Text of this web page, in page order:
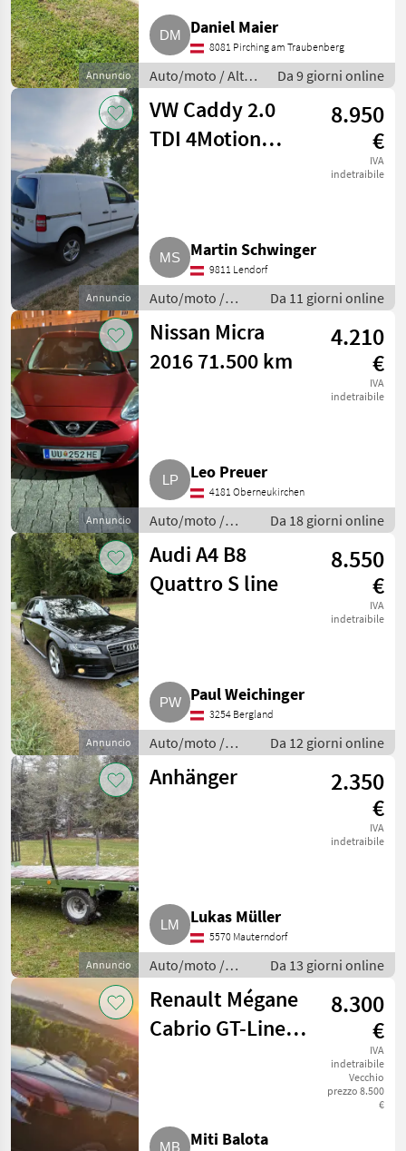
Annuncio
Daniel Maier
8081 Pirching am Traubenberg
Auto/moto / Altre
auto e moto
Da 9 giorni online
Annuncio
VW Caddy 2.0
TDI 4Motion
8.950
€
IVA
indetraibile
Martin Schwinger
9811 Lendorf
Auto/moto /
Altre auto e
moto
Da 11 giorni online
Annuncio
Nissan Micra
2016 71.500 km
4.210
€
IVA
indetraibile
Leo Preuer
4181 Oberneukirchen
Auto/moto /
Altre auto e
moto
Da 18 giorni online
Annuncio
Audi A4 B8
Quattro S line
8.550
€
IVA
indetraibile
Paul Weichinger
3254 Bergland
Auto/moto /
Altre auto e
moto
Da 12 giorni online
Annuncio
Anhänger
2.350
€
IVA
indetraibile
Lukas Müller
5570 Mauterndorf
Auto/moto /
Altre auto e
moto
Da 13 giorni online
Renault Mégane
Cabrio GT-Line
8.300
€
IVA
indetraibile
Vecchio
prezzo 8.500
€
Miti Balota